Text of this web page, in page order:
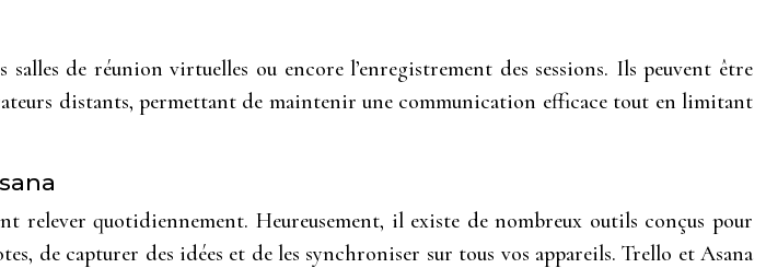
de réunion virtuelles ou encore l’enregistrement des sessions. Ils peuvent être
distants, permettant de maintenir une communication efficace tout en limitant
relever quotidiennement. Heureusement, il existe de nombreux outils conçus pour
de capturer des idées et de les synchroniser sur tous vos appareils. Trello et Asana